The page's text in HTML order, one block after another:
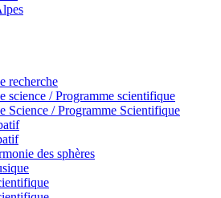
recherche
science / Programme scientifique
Science / Programme Scientifique
des sphères